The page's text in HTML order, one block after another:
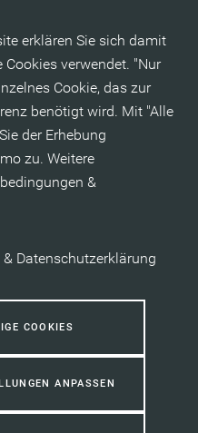
erklären Sie sich damit
verwendet. "Nur
Cookie, das zur
benötigt wird. Mit "Alle
der Erhebung
zu. Weitere
&
Datenschutzerklärung
COOKIES
ANPASSEN